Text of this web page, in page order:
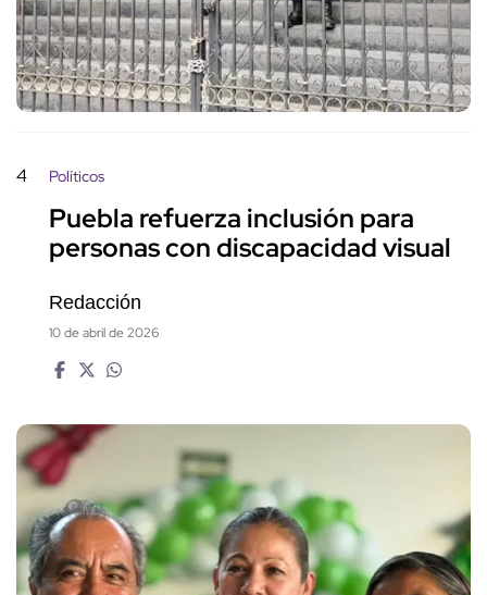
4 Políticos
Puebla refuerza inclusión para
personas con discapacidad visual
Redacción
10 de abril de 2026